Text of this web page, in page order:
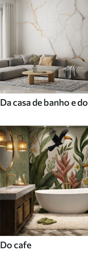
Da casa de banho e do
Do cafe